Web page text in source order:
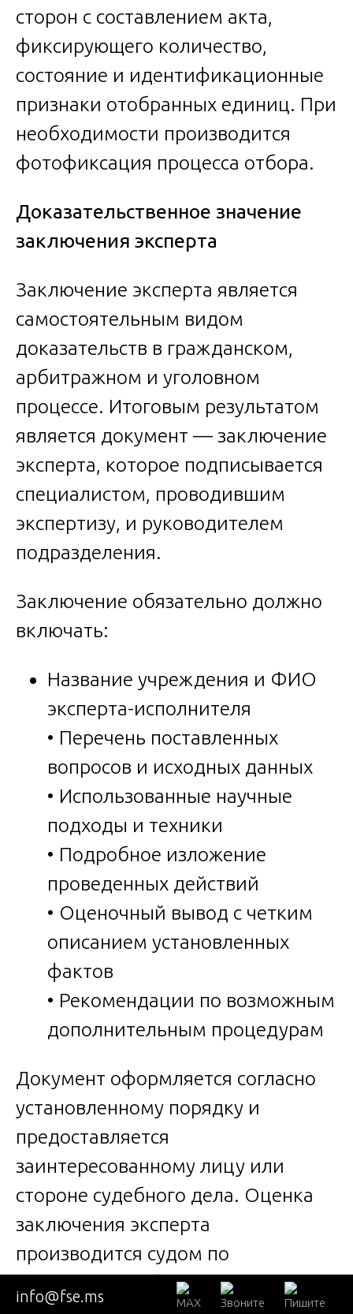
сторон с составлением акта,
фиксирующего количество,
состояние и идентификационные
признаки отобранных единиц. При
необходимости производится
фотофиксация процесса отбора.
Доказательственное значение
заключения эксперта
Заключение эксперта является
самостоятельным видом
доказательств в гражданском,
арбитражном и уголовном
процессе. Итоговым результатом
является документ — заключение
эксперта, которое подписывается
специалистом, проводившим
экспертизу, и руководителем
подразделения.
Заключение обязательно должно
включать:
Название учреждения и ФИО
эксперта-исполнителя
• Перечень поставленных
вопросов и исходных данных
• Использованные научные
подходы и техники
• Подробное изложение
проведенных действий
• Оценочный вывод с четким
описанием установленных
фактов
• Рекомендации по возможным
дополнительным процедурам
Документ оформляется согласно
установленному порядку и
предоставляется
заинтересованному лицу или
стороне судебного дела. Оценка
заключения эксперта
производится судом по
внутреннему убеждению,
info@fse.ms